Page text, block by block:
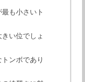
も小さいト
い位でしょ
ンボであり